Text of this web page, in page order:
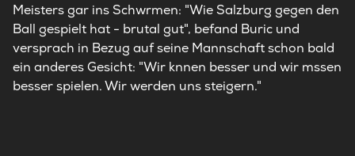
Meisters gar ins Schwrmen: "Wie Salzburg gegen den
Ball gespielt hat - brutal gut", befand Buric und
versprach in Bezug auf seine Mannschaft schon bald
ein anderes Gesicht: "Wir knnen besser und wir mssen
besser spielen. Wir werden uns steigern."